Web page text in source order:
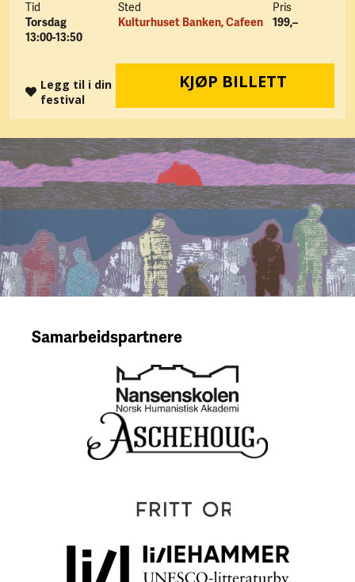
Tid
Torsdag
13:00-13:50
Sted
Kulturhuset Banken, Cafeen
Pris
199,–
KJØP BILLETT
Legg til i din
festival
Samarbeidspartnere